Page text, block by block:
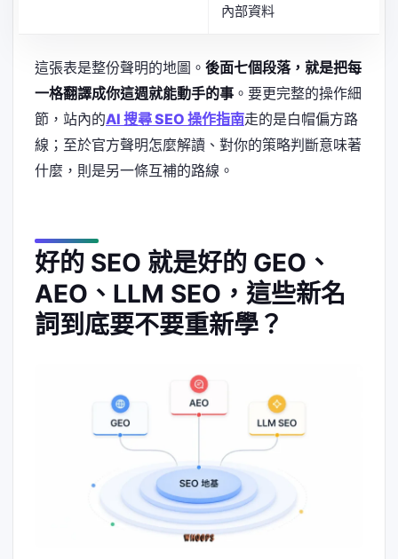
內部資料
這張表是整份聲明的地圖。 後面七個段落，就是把每
一格翻譯成你這週就能動手的事 。要更完整的操作細
節，站內的AI 搜尋 SEO 操作指南走的是白帽偏方路
線；至於官方聲明怎麼解讀、對你的策略判斷意味著
什麼，則是另一條互補的路線。
好的 SEO 就是好的 GEO、
AEO、LLM SEO，這些新名
詞到底要不要重新學？